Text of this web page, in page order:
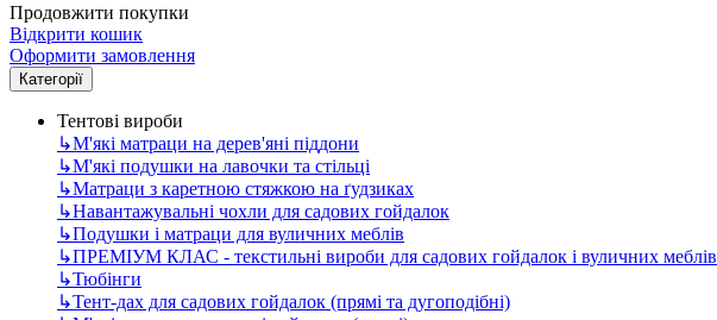
Продовжити покупки
Відкрити кошик
Оформити замовлення
Категорії
Тентові вироби
↳М'які матраци на дерев'яні піддони
↳М'які подушки на лавочки та стільці
↳Матраци з каретною стяжкою на ґудзиках
↳Навантажувальні чохли для садових гойдалок
↳Подушки і матраци для вуличних меблів
↳ПРЕМІУМ КЛАС - текстильні вироби для садових гойдалок і вуличних меблів
↳Тюбінги
↳Тент-дах для садових гойдалок (прямі та дугоподібні)